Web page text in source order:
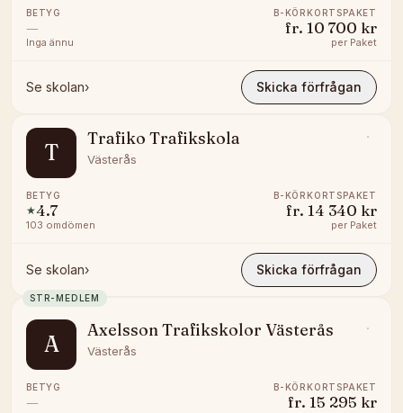
BETYG
—
Inga ännu
B-KÖRKORTSPAKET
fr. 10 700 kr
per Paket
Se skolan› Skicka förfrågan
T
Trafiko Trafikskola
Västerås
BETYG
★4.7
103 omdömen
B-KÖRKORTSPAKET
fr. 14 340 kr
per Paket
Se skolan› Skicka förfrågan
STR-MEDLEM
A
Axelsson Trafikskolor Västerås
Västerås
BETYG
—
B-KÖRKORTSPAKET
fr. 15 295 kr